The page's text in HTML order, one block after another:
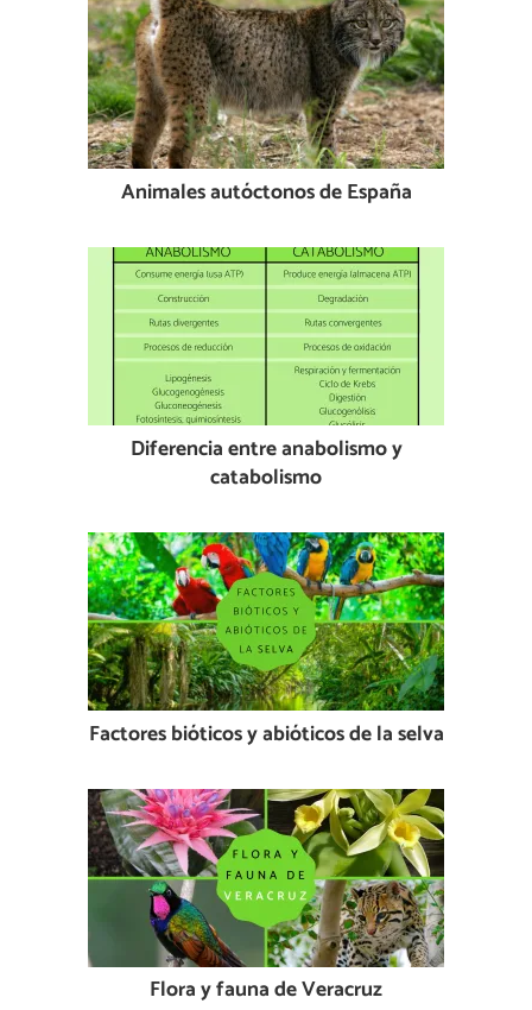
Animales autóctonos de España
Diferencia entre anabolismo y
catabolismo
Factores bióticos y abióticos de la selva
Flora y fauna de Veracruz